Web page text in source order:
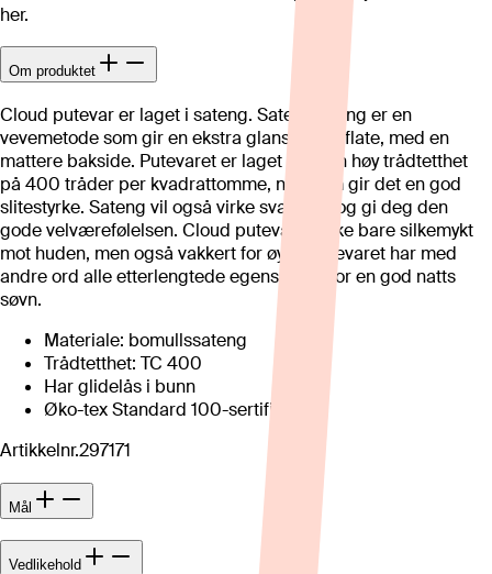
her.
Om produktet
Cloud putevar er laget i sateng. Satengveving er en
vevemetode som gir en ekstra glanset overflate, med en
mattere bakside. Putevaret er laget med en høy trådtetthet
på 400 tråder per kvadrattomme, noe som gir det en god
slitestyrke. Sateng vil også virke svalende og gi deg den
gode velværefølelsen. Cloud putevar er ikke bare silkemykt
mot huden, men også vakkert for øyet. Putevaret har med
andre ord alle etterlengtede egenskaper for en god natts
søvn.
Materiale: bomullssateng
Trådtetthet: TC 400
Har glidelås i bunn
Øko-tex Standard 100-sertifisert
Artikkelnr.297171
Mål
Vedlikehold